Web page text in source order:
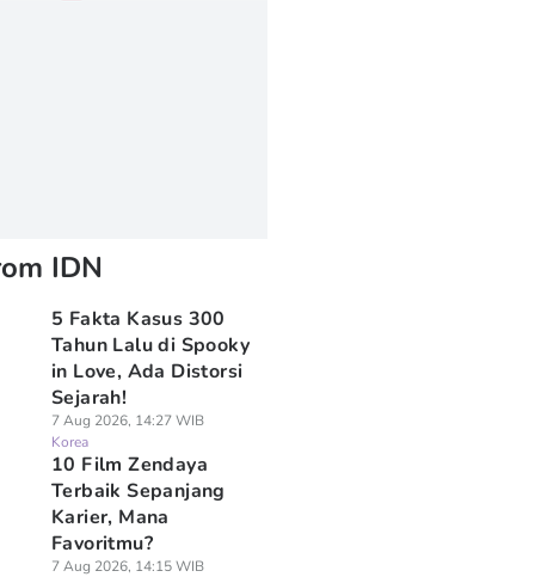
IDN
5 Fakta Kasus 300
Tahun Lalu di Spooky
in Love, Ada Distorsi
Sejarah!
7 Aug 2026, 14:27 WIB
Korea
10 Film Zendaya
Terbaik Sepanjang
Karier, Mana
Favoritmu?
7 Aug 2026, 14:15 WIB